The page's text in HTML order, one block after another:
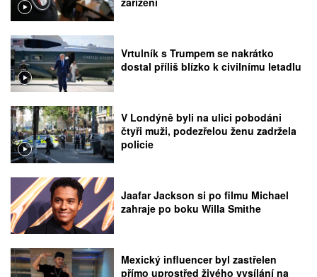
Vrtulník s Trumpem se nakrátko
dostal příliš blízko k civilnímu letadlu
V Londýně byli na ulici pobodáni
čtyři muži, podezřelou ženu zadržela
policie
Jaafar Jackson si po filmu Michael
zahraje po boku Willa Smithe
Mexický influencer byl zastřelen
přímo uprostřed živého vysílání na